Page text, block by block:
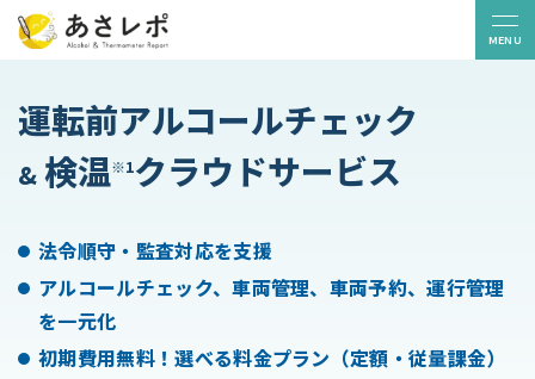
MENU
無料トライアル
ニュース コラム 導入事例 よくある質問
販売パートナー お問い合わせ
白ナンバー
運転前アルコールチェック
& 検温※1クラウドサービス
法令順守・監査対応を支援
アルコールチェック、車両管理、車両予約、運行管理
を一元化
初期費用無料！選べる料金プラン（定額・従量課金）